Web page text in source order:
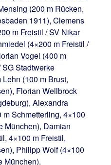
(200 m Rücken,
1911), Clemens
m Freistil / SV Nikar
(4×200 m Freistil /
Vogel (400 m
Stadtwerke
(100 m Brust,
Florian Wellbrock
Alexandra
Schmetterling, 4×100
München), Damian
4×100 m Freistil,
Philipp Wolf (4×100
München).